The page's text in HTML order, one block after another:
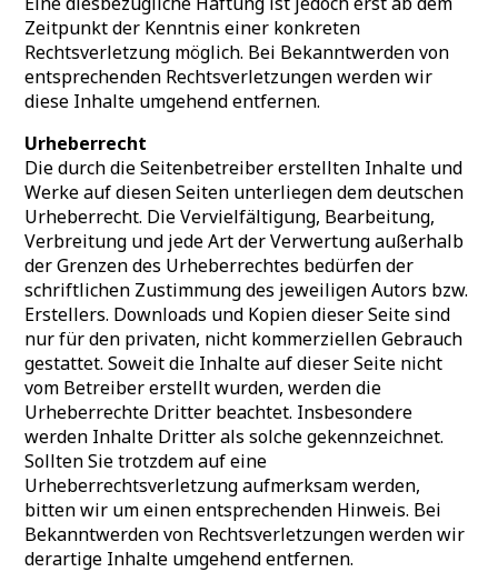
Zeitpunkt der Kenntnis einer konkreten
Rechtsverletzung möglich. Bei Bekanntwerden von
entsprechenden Rechtsverletzungen werden wir
diese Inhalte umgehend entfernen.
Urheberrecht
Die durch die Seitenbetreiber erstellten Inhalte und
Werke auf diesen Seiten unterliegen dem deutschen
Urheberrecht. Die Vervielfältigung, Bearbeitung,
Verbreitung und jede Art der Verwertung außerhalb
der Grenzen des Urheberrechtes bedürfen der
schriftlichen Zustimmung des jeweiligen Autors bzw.
Erstellers. Downloads und Kopien dieser Seite sind
nur für den privaten, nicht kommerziellen Gebrauch
gestattet. Soweit die Inhalte auf dieser Seite nicht
vom Betreiber erstellt wurden, werden die
Urheberrechte Dritter beachtet. Insbesondere
werden Inhalte Dritter als solche gekennzeichnet.
Sollten Sie trotzdem auf eine
Urheberrechtsverletzung aufmerksam werden,
bitten wir um einen entsprechenden Hinweis. Bei
Bekanntwerden von Rechtsverletzungen werden wir
derartige Inhalte umgehend entfernen.